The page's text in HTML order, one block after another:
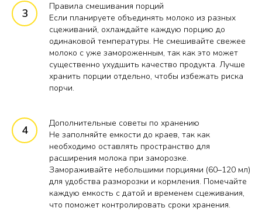
Правила смешивания порций
Если планируете объединять молоко из разных
сцеживаний, охлаждайте каждую порцию до
одинаковой температуры. Не смешивайте свежее
молоко с уже замороженным, так как это может
существенно ухудшить качество продукта. Лучше
хранить порции отдельно, чтобы избежать риска
порчи.
Дополнительные советы по хранению
Не заполняйте емкости до краев, так как
необходимо оставлять пространство для
расширения молока при заморозке.
Замораживайте небольшими порциями (60–120 мл)
для удобства разморозки и кормления. Помечайте
каждую емкость с датой и временем сцеживания,
что поможет контролировать сроки хранения.